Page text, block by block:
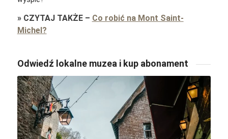
» CZYTAJ TAKŻE– Co robić na Mont Saint-
Michel?
Odwiedź lokalne muzea i kup abonament